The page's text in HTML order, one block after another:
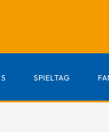
SPIELTAG